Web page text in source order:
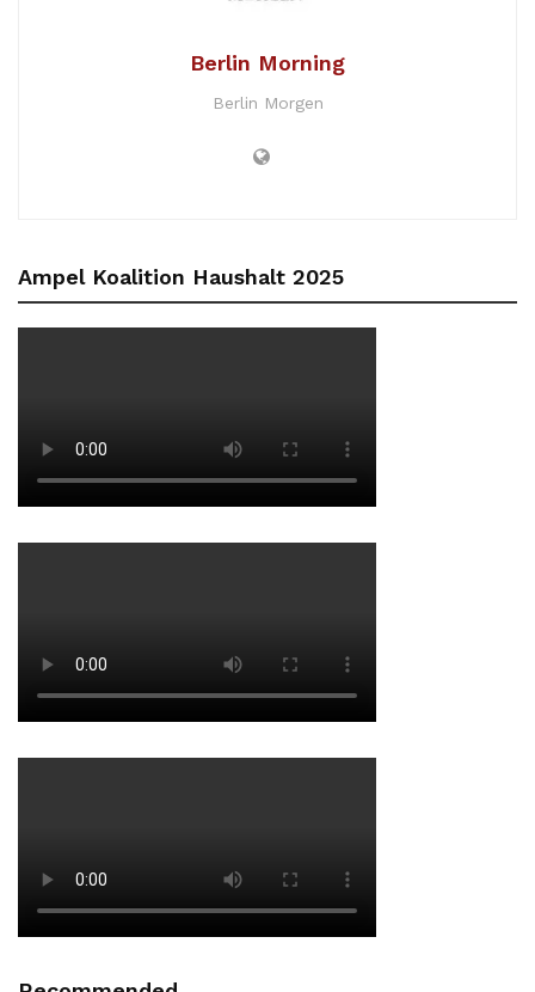
Berlin Morning
Berlin Morgen
Ampel Koalition Haushalt 2025